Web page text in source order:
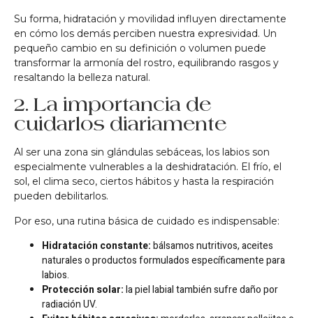
Su forma, hidratación y movilidad influyen directamente
en cómo los demás perciben nuestra expresividad. Un
pequeño cambio en su definición o volumen puede
transformar la armonía del rostro, equilibrando rasgos y
resaltando la belleza natural.
2. La importancia de
cuidarlos diariamente
Al ser una zona sin glándulas sebáceas, los labios son
especialmente vulnerables a la deshidratación. El frío, el
sol, el clima seco, ciertos hábitos y hasta la respiración
pueden debilitarlos.
Por eso, una rutina básica de cuidado es indispensable:
Hidratación constante:bálsamos nutritivos, aceites
naturales o productos formulados específicamente para
labios.
Protección solar:la piel labial también sufre daño por
radiación UV.